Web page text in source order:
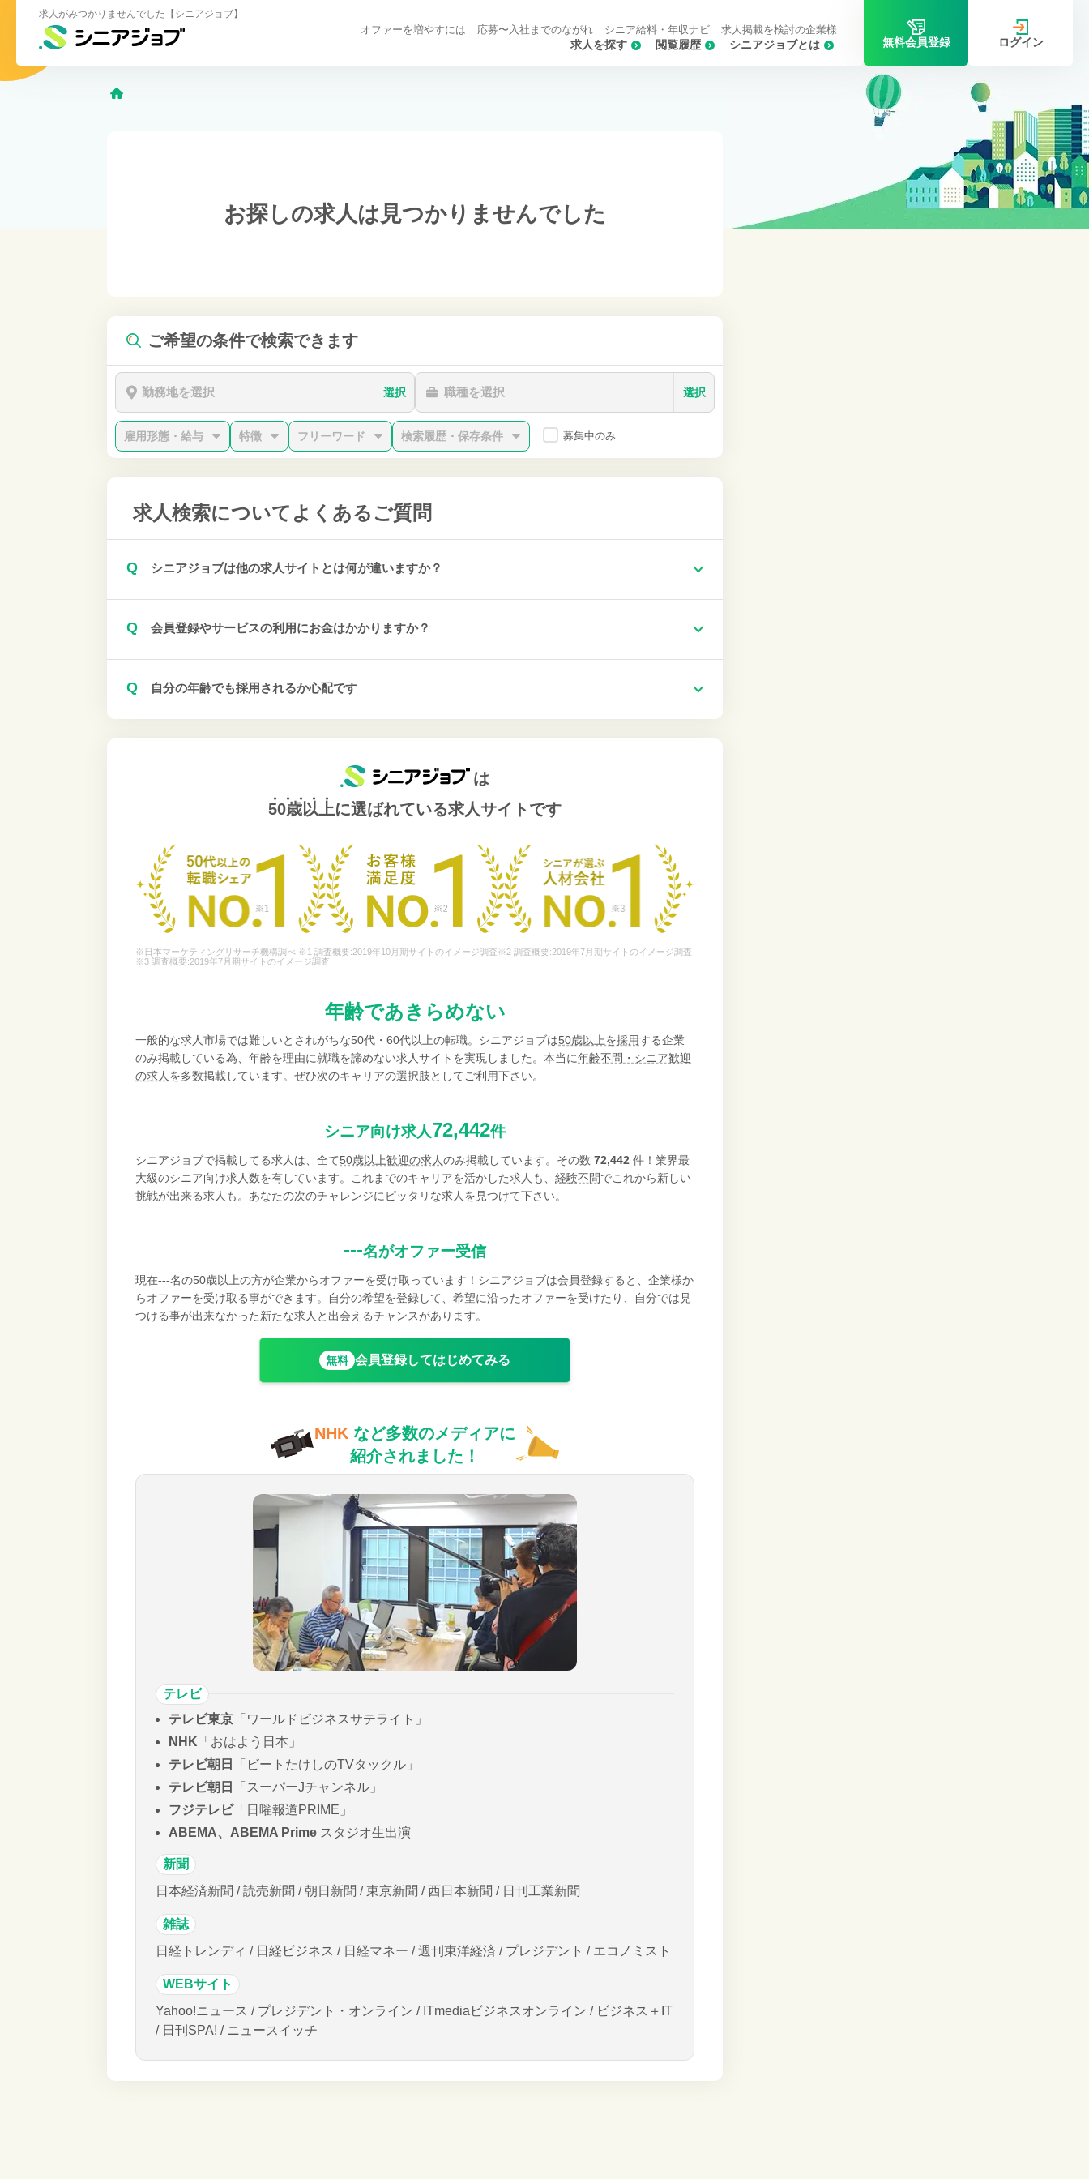
求人がみつかりませんでした【シニアジョブ】
求人を探す シニアジョブとは
閲覧履歴
オファーを増やすには 応募〜入社までのながれ シニア給料・年収ナビ 求人掲載を検討の企業様
無料会員登録 ログイン
お探しの求人は 見つかりませんでした
ご希望の条件で検索できます
勤務地を選択 選択 職種を選択 選択
雇用形態・給与 特徴 フリーワード 検索履歴・保存条件 募集中のみ
求人検索について よくあるご質問
Q シニアジョブは他の求人サイトとは何が違いますか？
Q 会員登録やサービスの利用にお金はかかりますか？
Q 自分の年齢でも採用されるか心配です
は
50歳以上に選ばれている求人サイトです
※日本マーケティングリサーチ機構調べ ※1 調査概要:2019年10月期サイトのイメージ調査※2 調査概要:2019年7月期サイトのイメージ調査
※3 調査概要:2019年7月期サイトのイメージ調査
年齢であきらめない
一般的な求人市場では難しいとされがちな50代・60代以上の転職。シニアジョブは50歳以上を採用する企業
のみ掲載している為、年齢を理由に就職を諦めない求人サイトを実現しました。本当に年齢不問・シニア歓迎
の求人 を多数掲載しています。ぜひ次のキャリアの選択肢としてご利用下さい。
シニア向け求人72,442件
シニアジョブで掲載してる求人は、全て50歳以上歓迎の求人のみ掲載しています。その数 72,442 件！業界最
大級のシニア向け求人数を有しています。これまでのキャリアを活かした求人も、 経験不問でこれから新しい
挑戦が出来る求人も。あなたの次のチャレンジにピッタリな求人を見つけて下さい。
---名がオファー受信
現在---名の50歳以上の方が企業からオファーを受け取っています！シニアジョブは会員登録すると、企業様か
らオファーを受け取る事ができます。自分の希望を登録して、希望に沿ったオファーを受けたり、自分では見
つける事が出来なかった新たな求人と出会えるチャンスがあります。
無料 会員登録してはじめてみる
NHK など多数のメディアに
紹介されました！
テレビ
テレビ東京 「ワールドビジネスサテライト」
NHK 「おはよう日本」
テレビ朝日
「ビートたけしのTVタックル」
テレビ朝日
「スーパーJチャンネル」
フジテレビ「日曜報道PRIME」
ABEMA、ABEMA Prime スタジオ生出演
新聞
日本経済新聞 / 読売新聞 / 朝日新聞 / 東京新聞 / 西日本新聞 / 日刊工業新聞
雑誌
日経トレンディ / 日経ビジネス / 日経マネー / 週刊東洋経済 / プレジデント / エコノミスト
WEBサイト
Yahoo!ニュース / プレジデント・オンライン / ITmediaビジネスオンライン / ビジネス＋IT
/ 日刊SPA! / ニュースイッチ